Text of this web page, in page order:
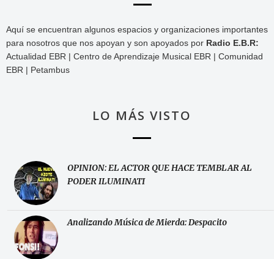
Aquí se encuentran algunos espacios y organizaciones importantes
para nosotros que nos apoyan y son apoyados por Radio E.B.R:
Actualidad EBR | Centro de Aprendizaje Musical EBR | Comunidad
EBR | Petambus
LO MÁS VISTO
OPINION: EL ACTOR QUE HACE TEMBLAR AL
PODER ILUMINATI
Analizando Música de Mierda: Despacito